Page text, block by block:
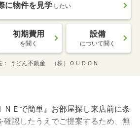
に物件を見学 したい
初期費用
を聞く
設備
について聞く
うどん不動産 （株）ＯＵＤＯＮ
ＮＥで簡単』お部屋探し来店前に条
確認したうえでご提案するため、無